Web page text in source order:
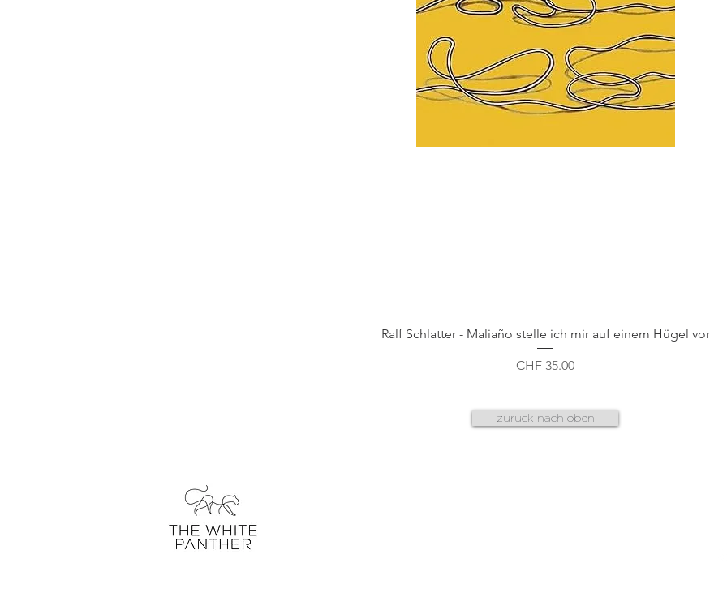
Schnellansicht
Ralf Schlatter - Maliaño stelle ich mir auf einem Hügel vor
Preis
CHF 35.00
zurück nach oben